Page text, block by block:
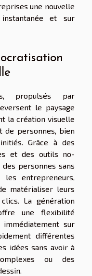
une nouvelle
instantanée et sur
propulsés par
le paysage
la création visuelle
de personnes, bien
Grâce à des
et des outils no-
personnes sans
entrepreneurs,
matérialiser leurs
La génération
une flexibilité
immédiatement sur
différentes
idées sans avoir à
ou des